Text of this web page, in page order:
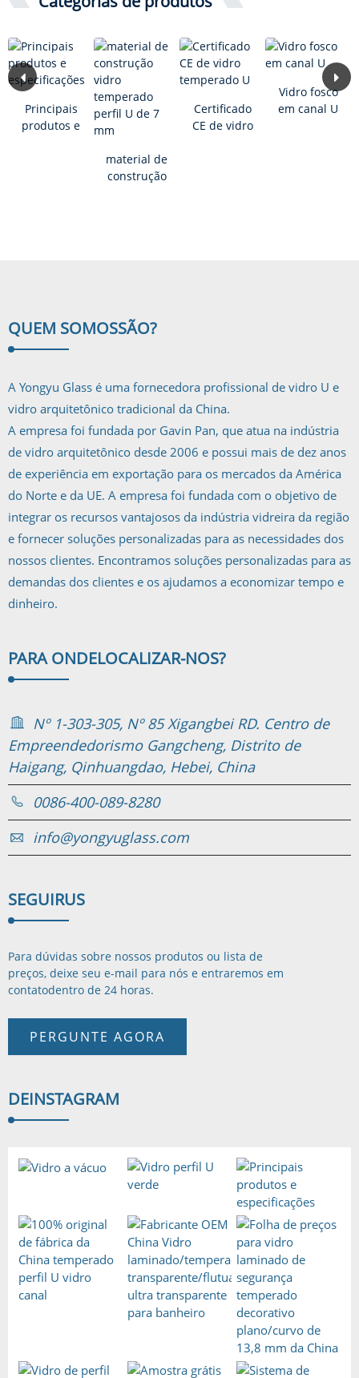
Principais
produtos e
material de
construção
Certificado
CE de vidro
Vidro fosco
em canal U
QUEM SOMOSSÃO?
A Yongyu Glass é uma fornecedora profissional de vidro U e
vidro arquitetônico tradicional da China.
A empresa foi fundada por Gavin Pan, que atua na indústria
de vidro arquitetônico desde 2006 e possui mais de dez anos
de experiência em exportação para os mercados da América
do Norte e da UE. A empresa foi fundada com o objetivo de
integrar os recursos vantajosos da indústria vidreira da região
e fornecer soluções personalizadas para as necessidades dos
nossos clientes. Encontramos soluções personalizadas para as
demandas dos clientes e os ajudamos a economizar tempo e
dinheiro.
PARA ONDELOCALIZAR-NOS?
Nº 1-303-305, Nº 85 Xigangbei RD. Centro de
Empreendedorismo Gangcheng, Distrito de
Haigang, Qinhuangdao, Hebei, China
0086-400-089-8280
info@yongyuglass.com
SEGUIRUS
Para dúvidas sobre nossos produtos ou lista de
preços, deixe seu e-mail para nós e entraremos em
contatodentro de 24 horas.
PERGUNTE AGORA
DEINSTAGRAM